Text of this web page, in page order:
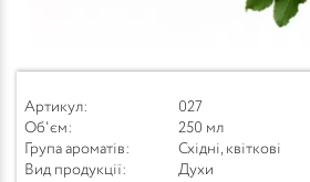
Артикул:
027
Об'єм:
250 мл
Група ароматів:
Східні, квіткові
Вид продукції:
Духи